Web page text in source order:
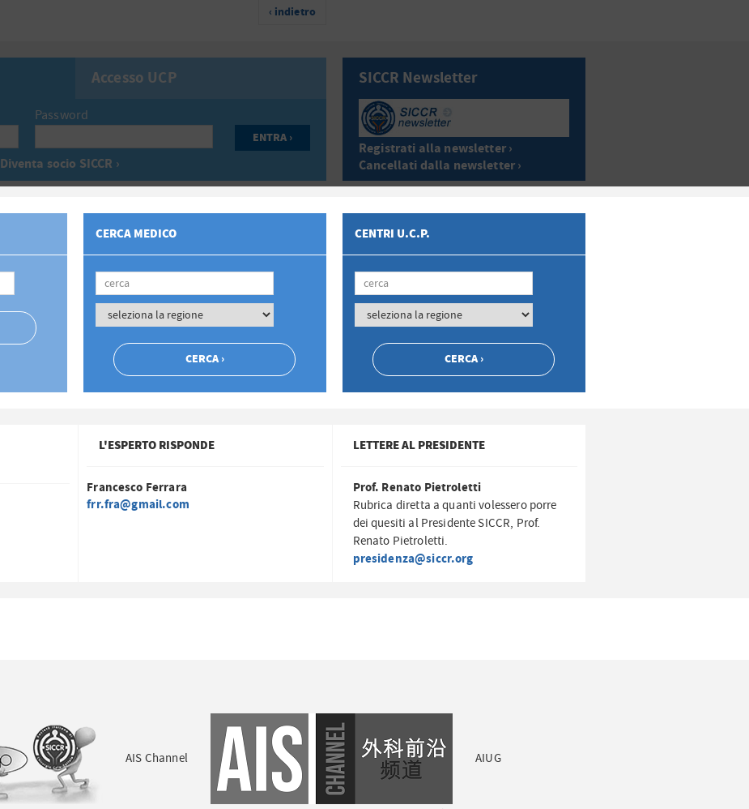
‹ indietro
Accesso UCP
Password
Diventa socio SICCR ›
SICCR Newsletter
Registrati alla newsletter ›
Cancellati dalla newsletter ›
CERCA MEDICO CENTRI U.C.P.
L'ESPERTO RISPONDE
Francesco Ferrara
frr.fra@gmail.com
LETTERE AL PRESIDENTE
Prof. Renato Pietroletti
Rubrica diretta a quanti volessero porre
dei quesiti al Presidente SICCR, Prof.
Renato Pietroletti.
presidenza@siccr.org
AIS Channel AIUG